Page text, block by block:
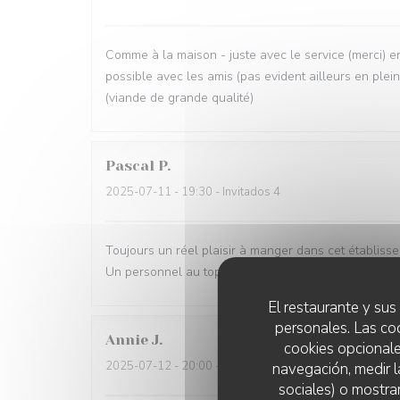
El restaurante y
personales. Las
cookies
navegación, medir
sociales) o
Comme à la maison - juste avec le service (merci)
possible avec les amis (pas evident ailleurs en
(viande de grande qualité)
Pascal P
2025-07-11 - 19:30 - Invitados 4
Toujours un réel plaisir à manger dans cet
Un personnel au top !!
Annie J
2025-07-12 - 20:00 - Invitados 2